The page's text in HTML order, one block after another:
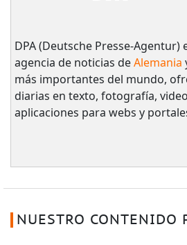
DPA (Deutsche Presse-Agentur)
agencia de noticias deAlemania
más importantes del mundo,
diarias en texto, fotografía,
aplicaciones para webs y
NUESTRO CONTENIDO